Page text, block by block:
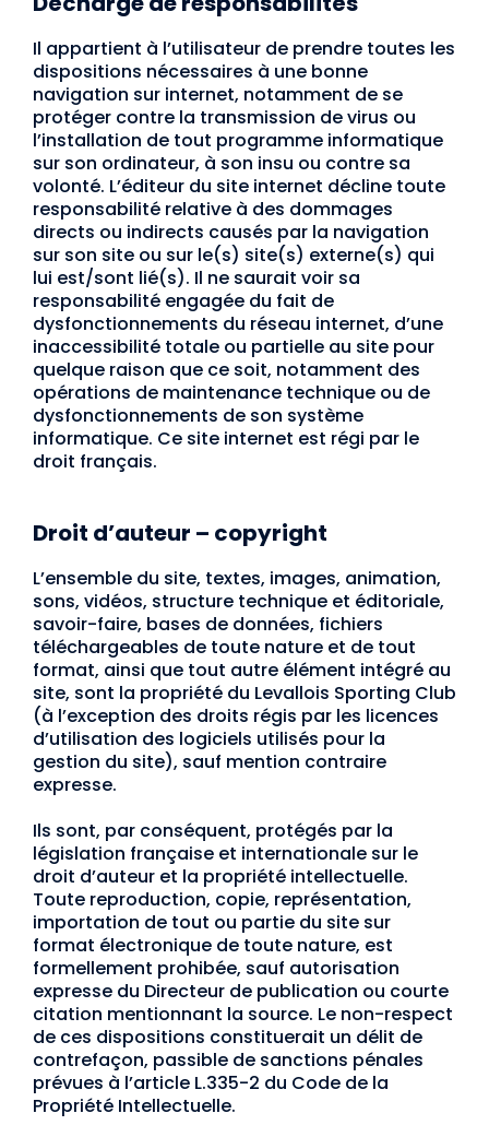
Il appartient à l’utilisateur de prendre toutes les
dispositions nécessaires à une bonne
navigation sur internet, notamment de se
protéger contre la transmission de virus ou
l’installation de tout programme informatique
sur son ordinateur, à son insu ou contre sa
volonté. L’éditeur du site internet décline toute
responsabilité relative à des dommages
directs ou indirects causés par la navigation
sur son site ou sur le(s) site(s) externe(s) qui
lui est/sont lié(s). Il ne saurait voir sa
responsabilité engagée du fait de
dysfonctionnements du réseau internet, d’une
inaccessibilité totale ou partielle au site pour
quelque raison que ce soit, notamment des
opérations de maintenance technique ou de
dysfonctionnements de son système
informatique. Ce site internet est régi par le
droit français.
Droit d’auteur – copyright
L’ensemble du site, textes, images, animation,
sons, vidéos, structure technique et éditoriale,
savoir-faire, bases de données, fichiers
téléchargeables de toute nature et de tout
format, ainsi que tout autre élément intégré au
site, sont la propriété du Levallois Sporting Club
(à l’exception des droits régis par les licences
d’utilisation des logiciels utilisés pour la
gestion du site), sauf mention contraire
expresse.
Ils sont, par conséquent, protégés par la
législation française et internationale sur le
droit d’auteur et la propriété intellectuelle.
Toute reproduction, copie, représentation,
importation de tout ou partie du site sur
format électronique de toute nature, est
formellement prohibée, sauf autorisation
expresse du Directeur de publication ou courte
citation mentionnant la source. Le non-respect
de ces dispositions constituerait un délit de
contrefaçon, passible de sanctions pénales
prévues à l’article L.335-2 du Code de la
Propriété Intellectuelle.